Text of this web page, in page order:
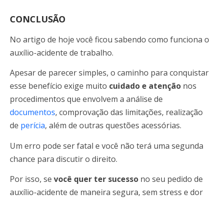
CONCLUSÃO
No artigo de hoje você ficou sabendo como funciona o
auxílio-acidente de trabalho.
Apesar de parecer simples, o caminho para conquistar
esse benefício exige muito cuidado e atenção nos
procedimentos que envolvem a análise de
documentos, comprovação das limitações, realização
de perícia, além de outras questões acessórias.
Um erro pode ser fatal e você não terá uma segunda
chance para discutir o direito.
Por isso, se você quer ter sucesso no seu pedido de
auxílio-acidente de maneira segura, sem stress e dor